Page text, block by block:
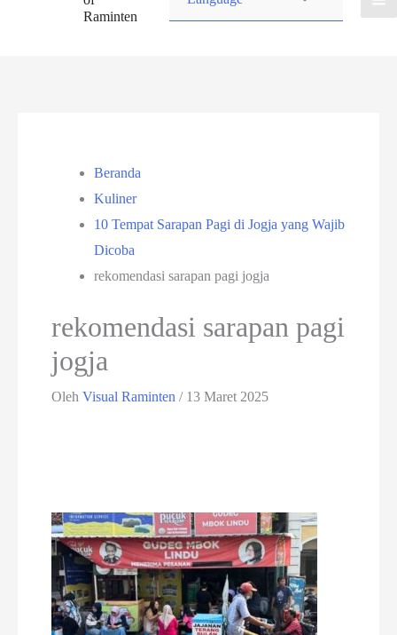
Raminten
Beranda
Kuliner
10 Tempat Sarapan Pagi di Jogja yang Wajib
Dicoba
rekomendasi sarapan pagi jogja
rekomendasi sarapan pagi
jogja
OlehVisual Raminten/ 13 Maret 2025